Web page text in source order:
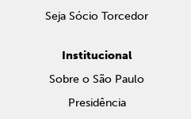
Seja Sócio Torcedor
Institucional
Sobre o São Paulo
Presidência